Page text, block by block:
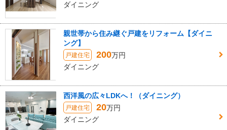
ダイニング
親世帯から住み継ぐ戸建をリフォーム【ダイニ
ング】
戸建住宅 200万円
ダイニング
西洋風の広々LDKへ！（ダイニング）
戸建住宅 20万円
ダイニング